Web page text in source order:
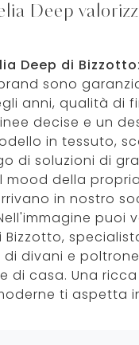
Deep
Deep di Bizzotto
sono
anni, qualità di
decise e un
in tessuto,
di soluzioni di
mood della
in nostro
puoi
Bizzotto,
di divani e
di casa. Una
ti aspetta